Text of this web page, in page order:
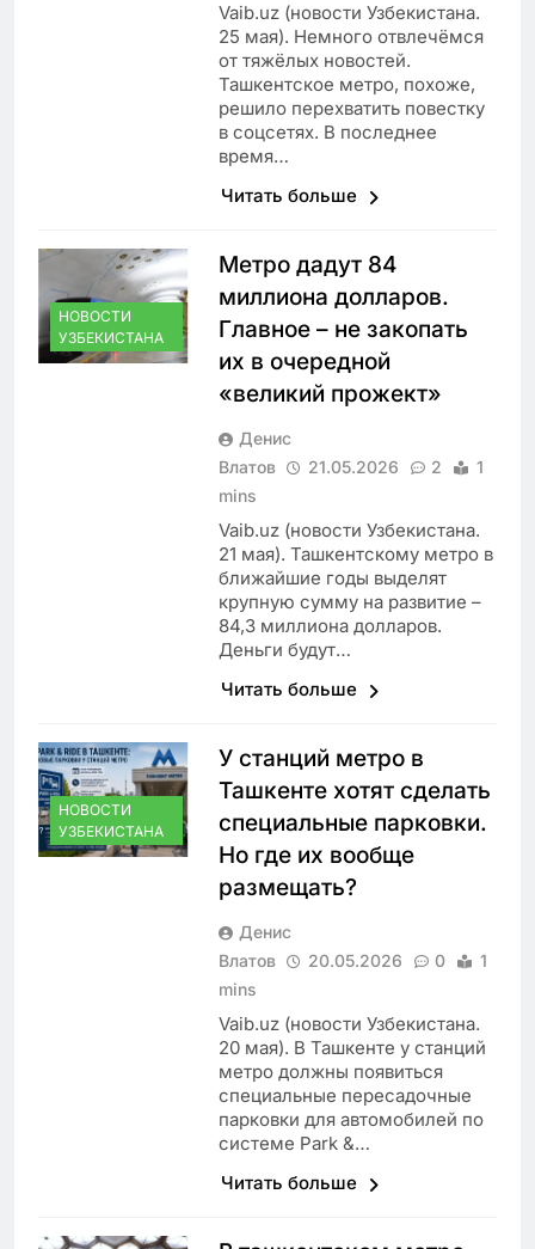
Vaib.uz (новости Узбекистана.
25 мая). Немного отвлечёмся
от тяжёлых новостей.
Ташкентское метро, похоже,
решило перехватить повестку
в соцсетях. В последнее
время…
Читать больше
НОВОСТИ
УЗБЕКИСТАНА
Метро дадут 84
миллиона долларов.
Главное – не закопать
их в очередной
«великий прожект»
Денис
Влатов
21.05.2026 2
1
mins
Vaib.uz (новости Узбекистана.
21 мая). Ташкентскому метро в
ближайшие годы выделят
крупную сумму на развитие –
84,3 миллиона долларов.
Деньги будут…
Читать больше
НОВОСТИ
УЗБЕКИСТАНА
У станций метро в
Ташкенте хотят сделать
специальные парковки.
Но где их вообще
размещать?
Денис
Влатов
20.05.2026 0
1
mins
Vaib.uz (новости Узбекистана.
20 мая). В Ташкенте у станций
метро должны появиться
специальные пересадочные
парковки для автомобилей по
системе Park &…
Читать больше